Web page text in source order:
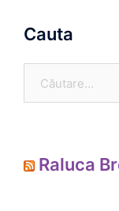
Cauta
după:
Raluca